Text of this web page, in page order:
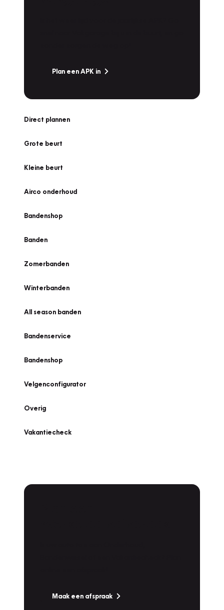
Plan een APK in
Direct plannen
Grote beurt
Kleine beurt
Airco onderhoud
Bandenshop
Banden
Zomerbanden
Winterbanden
All season banden
Bandenservice
Bandenshop
Velgenconfigurator
Overig
Vakantiecheck
Maak een afspraak